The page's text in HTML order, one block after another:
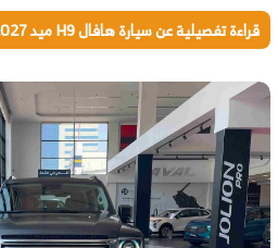
قراءة تفصيلية عن سيارة هافال H9 ميد 2027